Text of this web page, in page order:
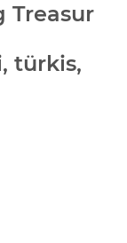
Treasur
türkis,